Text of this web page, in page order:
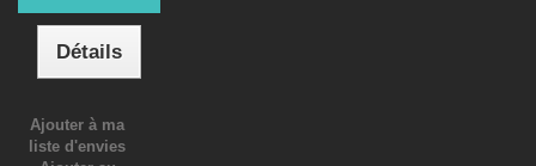
Détails
Ajouter à ma
liste d'envies